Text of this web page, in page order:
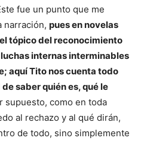
fue un punto que me
narración, pues en novelas
tópico del reconocimiento
internas interminables
aquí Tito nos cuenta todo
saber quién es, qué le
supuesto, como en toda
al rechazo y al qué dirán,
de todo, sino simplemente